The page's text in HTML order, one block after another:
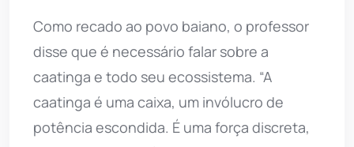
Como recado ao povo baiano, o professor
disse que é necessário falar sobre a
caatinga e todo seu ecossistema. “A
caatinga é uma caixa, um invólucro de
potência escondida. É uma força discreta,